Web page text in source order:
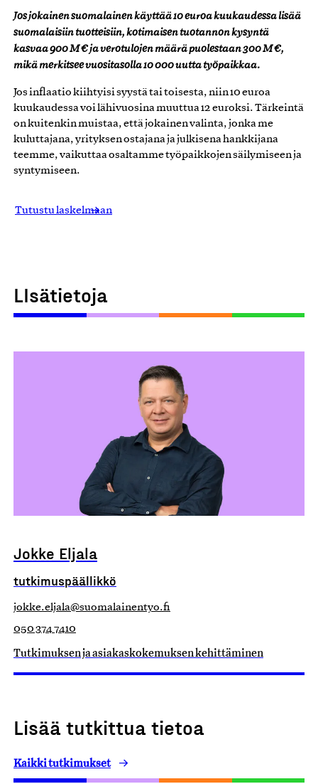
Jos jokainen suomalainen käyttää 10 euroa kuukaudessa lisää
suomalaisiin tuotteisiin, kotimaisen tuotannon kysyntä
kasvaa 900 M € ja verotulojen määrä puolestaan 300 M €,
mikä merkitsee vuositasolla 10 000 uutta työpaikkaa.
Jos inflaatio kiihtyisi syystä tai toisesta, niin 10 euroa
kuukaudessa voi lähivuosina muuttua 12 euroksi. Tärkeintä
on kuitenkin muistaa, että jokainen valinta, jonka me
kuluttajana, yrityksen ostajana ja julkisena hankkijana
teemme, vaikuttaa osaltamme työpaikkojen säilymiseen ja
syntymiseen.
Tutustu laskelmaan
LIsätietoja
Jokke Eljala
tutkimuspäällikkö
jokke.eljala@suomalainentyo.fi
050 374 7410
Tutkimuksen ja asiakaskokemuksen kehittäminen
Lisää tutkittua tietoa
Kaikki tutkimukset